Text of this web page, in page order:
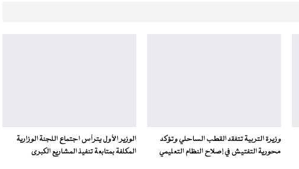
وزيرة التربية تتفقد القطب الساحلي وتؤكد
محورية التفتيش في إصلاح النظام التعليمي
الوزير الأول يترأس اجتماع اللجنة الوزارية
المكلفة بمتابعة تنفيذ المشاريع الكبرى